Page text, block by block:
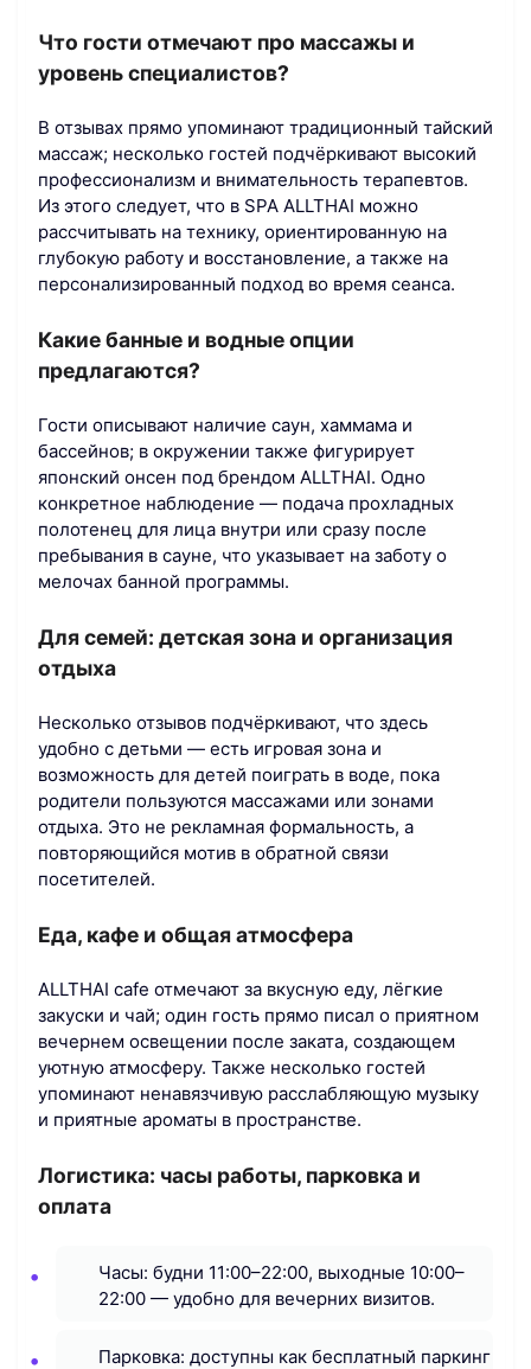
Что гости отмечают про массажы и
уровень специалистов?
В отзывах прямо упоминают традиционный тайский
массаж; несколько гостей подчёркивают высокий
профессионализм и внимательность терапевтов.
Из этого следует, что в SPA ALLTHAI можно
рассчитывать на технику, ориентированную на
глубокую работу и восстановление, а также на
персонализированный подход во время сеанса.
Какие банные и водные опции
предлагаются?
Гости описывают наличие саун, хаммама и
бассейнов; в окружении также фигурирует
японский онсен под брендом ALLTHAI. Одно
конкретное наблюдение — подача прохладных
полотенец для лица внутри или сразу после
пребывания в сауне, что указывает на заботу о
мелочах банной программы.
Для семей: детская зона и организация
отдыха
Несколько отзывов подчёркивают, что здесь
удобно с детьми — есть игровая зона и
возможность для детей поиграть в воде, пока
родители пользуются массажами или зонами
отдыха. Это не рекламная формальность, а
повторяющийся мотив в обратной связи
посетителей.
Еда, кафе и общая атмосфера
ALLTHAI cafe отмечают за вкусную еду, лёгкие
закуски и чай; один гость прямо писал о приятном
вечернем освещении после заката, создающем
уютную атмосферу. Также несколько гостей
упоминают ненавязчивую расслабляющую музыку
и приятные ароматы в пространстве.
Логистика: часы работы, парковка и
оплата
Часы: будни 11:00–22:00, выходные 10:00–
22:00 — удобно для вечерних визитов.
Парковка: доступны как бесплатный паркинг